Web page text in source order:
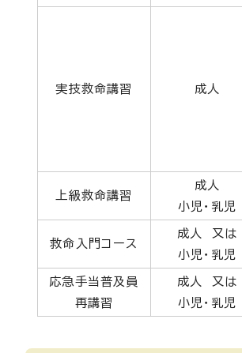
実技救命講習 成人
上級救命講習
成人
小児・乳児
救命入門コース
成人 又は
小児・乳児
応急手当普及員
再講習
成人 又は
小児・乳児